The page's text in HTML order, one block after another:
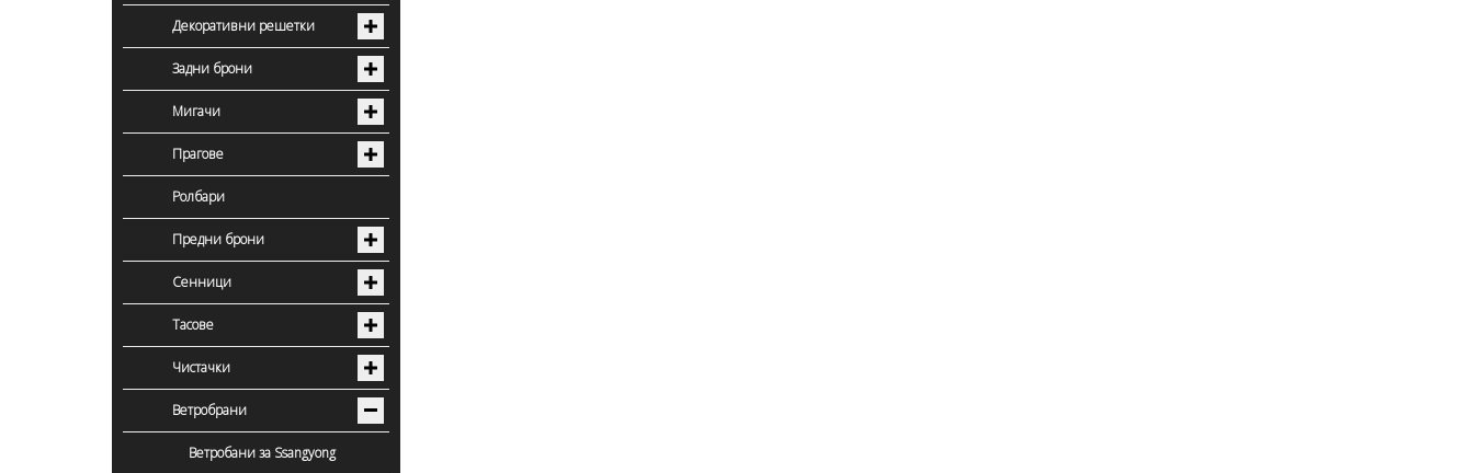
Декоративни решетки
Задни брони
Мигачи
Прагове
Ролбари
Предни брони
Сенници
Тасове
Чистачки
Ветробрани
Ветробани за Ssangyong